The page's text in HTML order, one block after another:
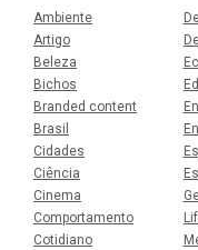
Ambiente
Artigo
Beleza
Bichos
Branded content
Brasil
Cidades
Ciência
Cinema
Comportamento
Cotidiano